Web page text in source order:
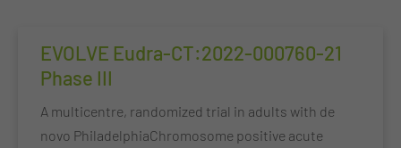
EVOLVE Eudra-CT:2022-000760-21
Phase III
A multicentre, randomized trial in adults with de
novo PhiladelphiaChromosome positive acute